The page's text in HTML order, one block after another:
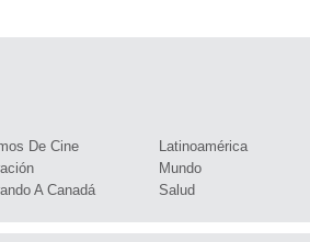
De Cine
A Canadá
Latinoamérica
Mundo
Salud